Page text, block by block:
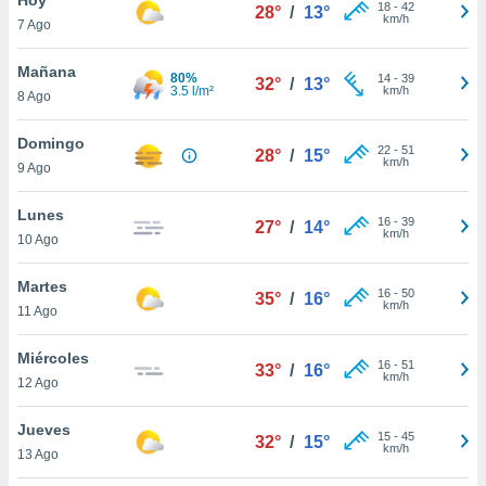
en
más
nuestra
de
cookies
aceptar
7 Ago
28° / 13° 18- 42
km/h
Mañana
8 Ago
80%
3.5 l/m²
32° / 13° 14- 39
km/h
Domingo
9 Ago
28° / 15° 22- 51
km/h
Lunes
10 Ago
27° / 14° 16- 39
km/h
Martes
11 Ago
35° / 16° 16- 50
km/h
Miércoles
12 Ago
33° / 16° 16- 51
km/h
Jueves
13 Ago
32° / 15° 15- 45
km/h